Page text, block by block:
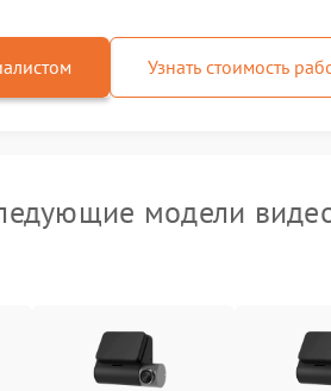
Узнать стоимость
модели